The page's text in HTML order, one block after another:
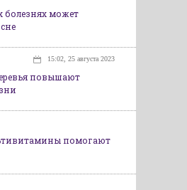
болезнях может
15:02, 25 августа 2023
повышают
помогают